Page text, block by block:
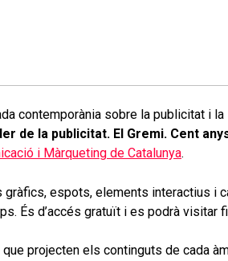
contemporània sobre la publicitat i
de la publicitat. El Gremi. Cent
i Màrqueting de Catalunya.
espots, elements interactius i
És d’accés gratuït i es podrà visitar
projecten els continguts de cada